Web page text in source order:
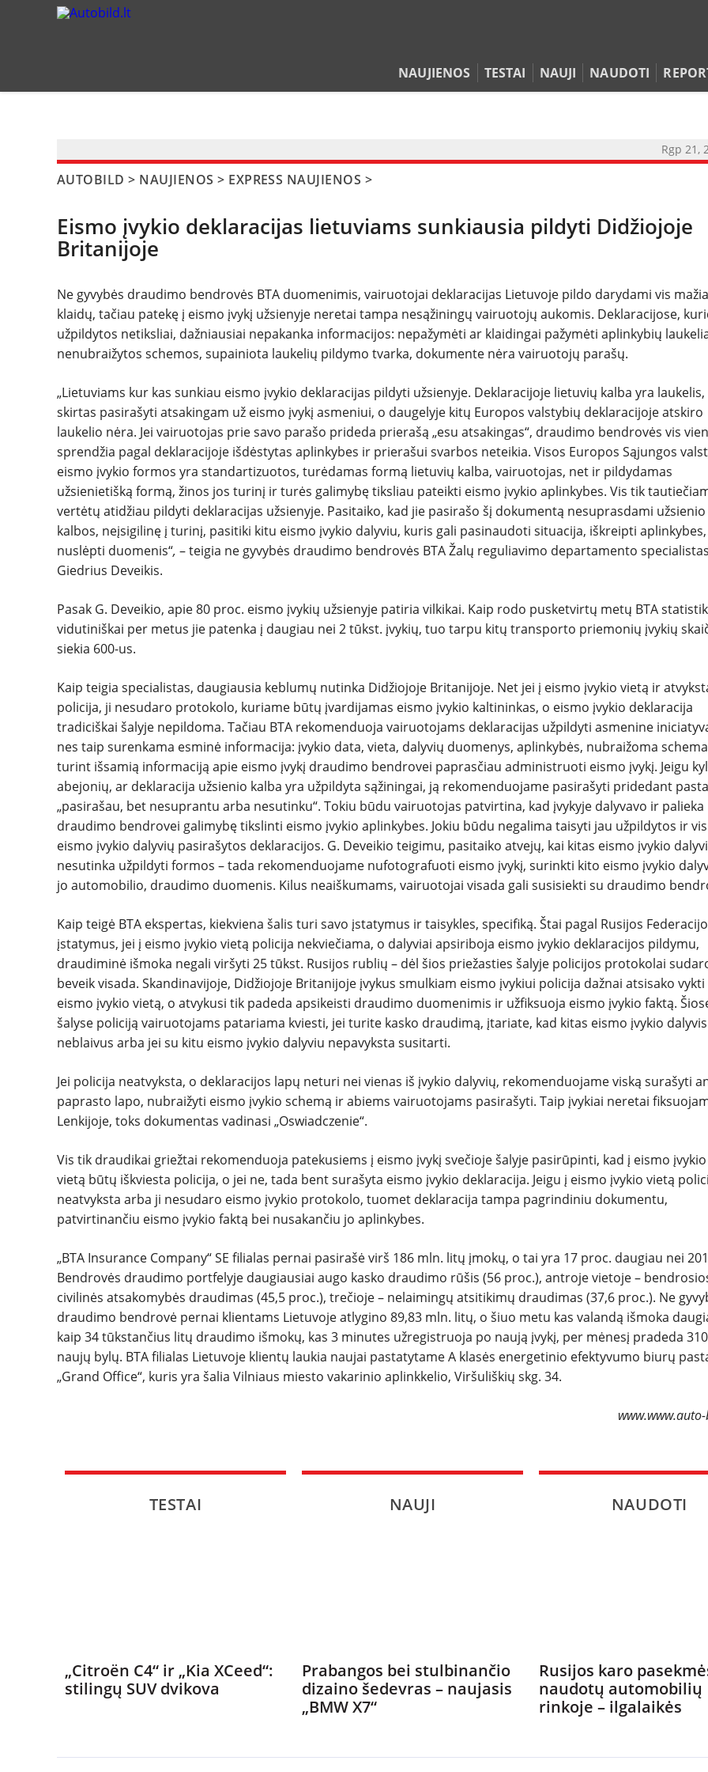
NAUJIENOS TESTAI NAUJI NAUDOTI
TESTAI
NAUJI
NAUDOTI
REPORTAŽAI
SPORTAS
PATARIMAI
ĮVAIRENYBĖS
Rgp 21,
AUTOBILD > NAUJIENOS > EXPRESS NAUJIENOS >
Eismo įvykio deklaracijas lietuviams sunkiausia pildyti Didžiojoje
Britanijoje
Ne gyvybės draudimo bendrovės BTA duomenimis, vairuotojai deklaracijas Lietuvoje pildo darydami vis
klaidų, tačiau patekę į eismo įvykį užsienyje neretai tampa nesąžiningų vairuotojų aukomis. Deklaracijose,
užpildytos netiksliai, dažniausiai nepakanka informacijos: nepažymėti ar klaidingai pažymėti aplinkybių
nenubraižytos schemos, supainiota laukelių pildymo tvarka, dokumente nėra vairuotojų parašų.
„Lietuviams kur kas sunkiau eismo įvykio deklaracijas pildyti užsienyje. Deklaracijoje lietuvių kalba yra laukelis,
skirtas pasirašyti atsakingam už eismo įvykį asmeniui, o daugelyje kitų Europos valstybių deklaracijoje atskiro
laukelio nėra. Jei vairuotojas prie savo parašo prideda prierašą „esu atsakingas“, draudimo bendrovės vis vien
sprendžia pagal deklaracijoje išdėstytas aplinkybes ir prierašui svarbos neteikia. Visos Europos Sąjungos
eismo įvykio formos yra standartizuotos, turėdamas formą lietuvių kalba, vairuotojas, net ir pildydamas
užsienietišką formą, žinos jos turinį ir turės galimybę tiksliau pateikti eismo įvykio aplinkybes. Vis tik
vertėtų atidžiau pildyti deklaracijas užsienyje. Pasitaiko, kad jie pasirašo šį dokumentą nesuprasdami užsienio
kalbos, neįsigilinę į turinį, pasitiki kitu eismo įvykio dalyviu, kuris gali pasinaudoti situacija, iškreipti aplinkybes,
nuslėpti duomenis“, – teigia ne gyvybės draudimo bendrovės BTA Žalų reguliavimo departamento specialistas
Giedrius Deveikis.
Pasak G. Deveikio, apie 80 proc. eismo įvykių užsienyje patiria vilkikai. Kaip rodo pusketvirtų metų BTA
vidutiniškai per metus jie patenka į daugiau nei 2 tūkst. įvykių, tuo tarpu kitų transporto priemonių įvykių
siekia 600-us.
Kaip teigia specialistas, daugiausia keblumų nutinka Didžiojoje Britanijoje. Net jei į eismo įvykio vietą ir
policija, ji nesudaro protokolo, kuriame būtų įvardijamas eismo įvykio kaltininkas, o eismo įvykio deklaracija
tradiciškai šalyje nepildoma. Tačiau BTA rekomenduoja vairuotojams deklaracijas užpildyti asmenine
nes taip surenkama esminė informacija: įvykio data, vieta, dalyvių duomenys, aplinkybės, nubraižoma
turint išsamią informaciją apie eismo įvykį draudimo bendrovei paprasčiau administruoti eismo įvykį. Jeigu
abejonių, ar deklaracija užsienio kalba yra užpildyta sąžiningai, ją rekomenduojame pasirašyti pridedant
„pasirašau, bet nesuprantu arba nesutinku“. Tokiu būdu vairuotojas patvirtina, kad įvykyje dalyvavo ir palieka
draudimo bendrovei galimybę tikslinti eismo įvykio aplinkybes. Jokiu būdu negalima taisyti jau užpildytos ir
eismo įvykio dalyvių pasirašytos deklaracijos. G. Deveikio teigimu, pasitaiko atvejų, kai kitas eismo įvykio
nesutinka užpildyti formos – tada rekomenduojame nufotografuoti eismo įvykį, surinkti kito eismo įvykio
jo automobilio, draudimo duomenis. Kilus neaiškumams, vairuotojai visada gali susisiekti su draudimo
Kaip teigė BTA ekspertas, kiekviena šalis turi savo įstatymus ir taisykles, specifiką. Štai pagal Rusijos
įstatymus, jei į eismo įvykio vietą policija nekviečiama, o dalyviai apsiriboja eismo įvykio deklaracijos pildymu,
draudiminė išmoka negali viršyti 25 tūkst. Rusijos rublių – dėl šios priežasties šalyje policijos protokolai
beveik visada. Skandinavijoje, Didžiojoje Britanijoje įvykus smulkiam eismo įvykiui policija dažnai atsisako vykti
eismo įvykio vietą, o atvykusi tik padeda apsikeisti draudimo duomenimis ir užfiksuoja eismo įvykio faktą.
šalyse policiją vairuotojams patariama kviesti, jei turite kasko draudimą, įtariate, kad kitas eismo įvykio dalyvis
neblaivus arba jei su kitu eismo įvykio dalyviu nepavyksta susitarti.
Jei policija neatvyksta, o deklaracijos lapų neturi nei vienas iš įvykio dalyvių, rekomenduojame viską surašyti
paprasto lapo, nubraižyti eismo įvykio schemą ir abiems vairuotojams pasirašyti. Taip įvykiai neretai
Lenkijoje, toks dokumentas vadinasi „Oswiadczenie“.
Vis tik draudikai griežtai rekomenduoja patekusiems į eismo įvykį svečioje šalyje pasirūpinti, kad į eismo įvykio
vietą būtų iškviesta policija, o jei ne, tada bent surašyta eismo įvykio deklaracija. Jeigu į eismo įvykio vietą
neatvyksta arba ji nesudaro eismo įvykio protokolo, tuomet deklaracija tampa pagrindiniu dokumentu,
patvirtinančiu eismo įvykio faktą bei nusakančiu jo aplinkybes.
„BTA Insurance Company“ SE filialas pernai pasirašė virš 186 mln. litų įmokų, o tai yra 17 proc. daugiau nei
Bendrovės draudimo portfelyje daugiausiai augo kasko draudimo rūšis (56 proc.), antroje vietoje –
civilinės atsakomybės draudimas (45,5 proc.), trečioje – nelaimingų atsitikimų draudimas (37,6 proc.). Ne
draudimo bendrovė pernai klientams Lietuvoje atlygino 89,83 mln. litų, o šiuo metu kas valandą išmoka
kaip 34 tūkstančius litų draudimo išmokų, kas 3 minutes užregistruoja po naują įvykį, per mėnesį pradeda
naujų bylų. BTA filialas Lietuvoje klientų laukia naujai pastatytame A klasės energetinio efektyvumo biurų
„Grand Office“, kuris yra šalia Vilniaus miesto vakarinio aplinkkelio, Viršuliškių skg. 34.
TESTAI
„Citroën C4“ ir „Kia XCeed“:
stilingų SUV dvikova
NAUJI
Prabangos bei stulbinančio
dizaino šedevras – naujasis
„BMW X7“
NAUDOTI
Rusijos karo
naudotų automobilių
rinkoje – ilgalaikės